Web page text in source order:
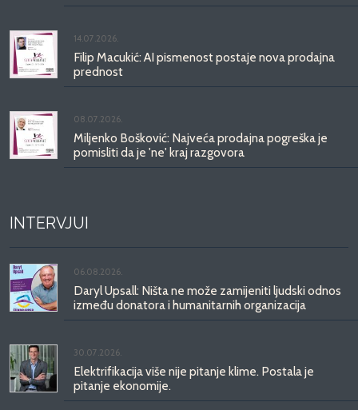
14.07.2026.
Filip Macukić: AI pismenost postaje nova prodajna
prednost
08.07.2026.
Miljenko Bošković: Najveća prodajna pogreška je
pomisliti da je 'ne' kraj razgovora
INTERVJUI
06.08.2026.
Daryl Upsall: Ništa ne može zamijeniti ljudski odnos
između donatora i humanitarnih organizacija
30.07.2026.
Elektrifikacija više nije pitanje klime. Postala je
pitanje ekonomije.